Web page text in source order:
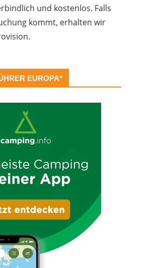
und kostenlos. Falls
kommt, erhalten wir
EUROPA*